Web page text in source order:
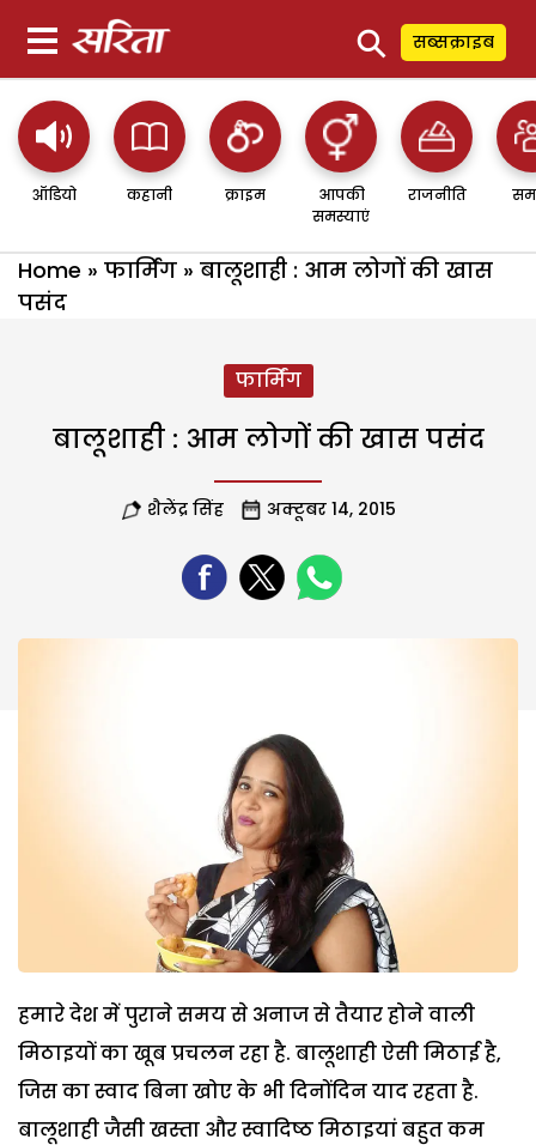
⚲ सब्सक्राइब
ऑडियो कहानी क्राइम
आपकी
समस्याएं
राजनीति
Home » फार्मिंग » बालूशाही : आम लोगों की खास
पसंद
फार्मिंग
बालूशाही : आम लोगों की खास पसंद
शैलेंद्र सिंह अक्टूबर 14, 2015
हमारे देश में पुराने समय से अनाज से तैयार होने वाली
मिठाइयों का खूब प्रचलन रहा है. बालूशाही ऐसी मिठाई है,
जिस का स्वाद बिना खोए के भी दिनोंदिन याद रहता है.
बालूशाही जैसी खस्ता और स्वादिष्ठ मिठाइयां बहुत कम